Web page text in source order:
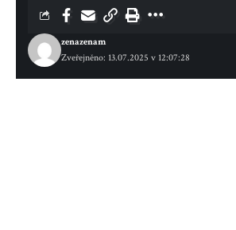
Zveřejněno: 13.07.2025 v 12:07:28
zenazenam